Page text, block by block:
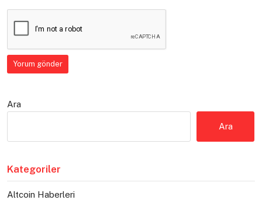
Ara
Ara
Kategoriler
Altcoin Haberleri